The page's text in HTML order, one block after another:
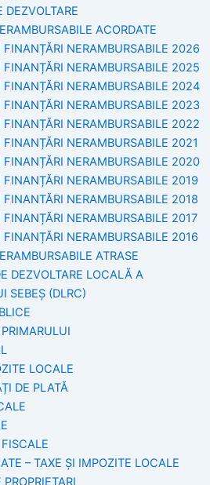
DEZVOLTARE
ACORDATE
FINANȚĂRI NERAMBURSABILE 2026
FINANȚĂRI NERAMBURSABILE 2025
FINANȚĂRI NERAMBURSABILE 2024
FINANȚĂRI NERAMBURSABILE 2023
FINANȚĂRI NERAMBURSABILE 2022
FINANȚĂRI NERAMBURSABILE 2021
FINANȚĂRI NERAMBURSABILE 2020
FINANȚĂRI NERAMBURSABILE 2019
FINANTĂRI NERAMBURSABILE 2018
FINANȚĂRI NERAMBURSABILE 2017
FINANȚĂRI NERAMBURSABILE 2016
ATRASE
DEZVOLTARE LOCALĂ A
SEBEȘ (DLRC)
LOCALE
DE PLATĂ
– TAXE ȘI IMPOZITE LOCALE